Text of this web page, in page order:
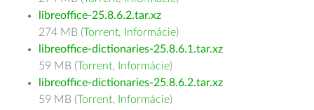
libreoffice-25.8.6.2.tar.xz
274 MB (Torrent, Informácie)
libreoffice-dictionaries-25.8.6.1.tar.xz
59 MB (Torrent, Informácie)
libreoffice-dictionaries-25.8.6.2.tar.xz
59 MB (Torrent, Informácie)